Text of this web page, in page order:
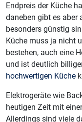
Endpreis der Küche
daneben gibt es aber
besonders günstig
Küche muss ja nicht
bestehen, auch eine
und ist deutlich
hochwertigen Küche
Elektrogeräte wie
heutigen Zeit mit
Allerdings sind viele